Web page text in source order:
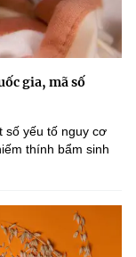
gia, mã số
số yếu tố nguy cơ
thính bẩm sinh